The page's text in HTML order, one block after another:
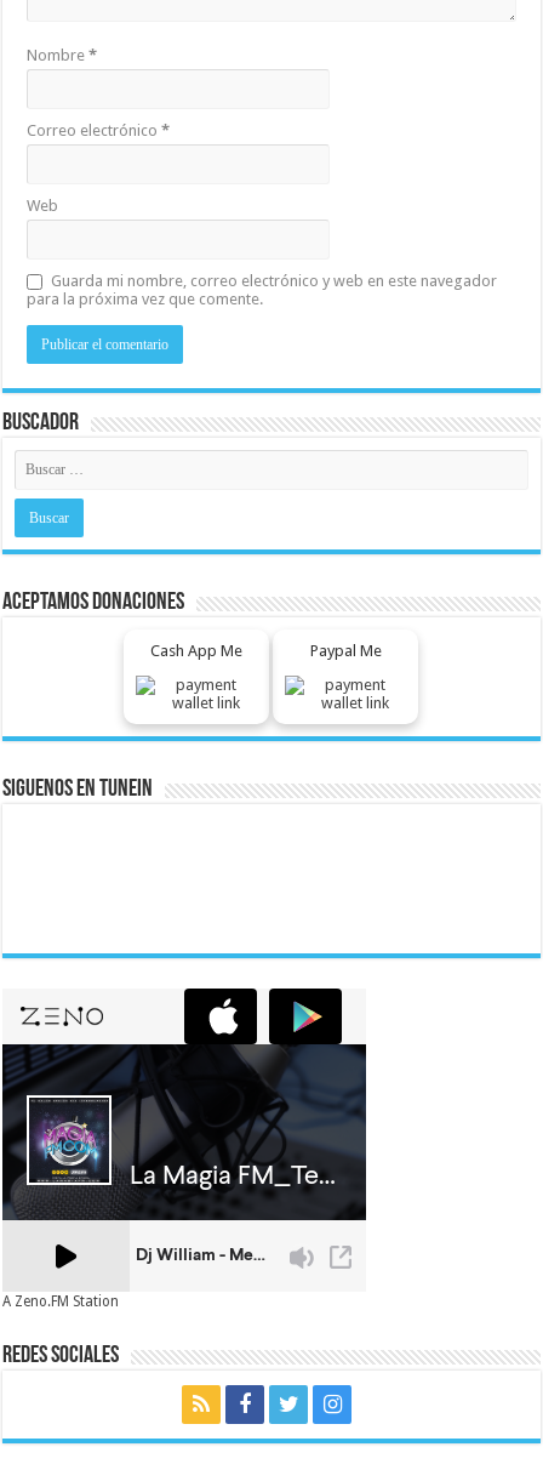
Nombre*
Correo electrónico*
Web
Guarda mi nombre, correo electrónico y web en este navegador
para la próxima vez que comente.
Buscador
Aceptamos Donaciones
Cash App Me Paypal Me
Siguenos En Tunein
A Zeno.FM Station
Redes Sociales